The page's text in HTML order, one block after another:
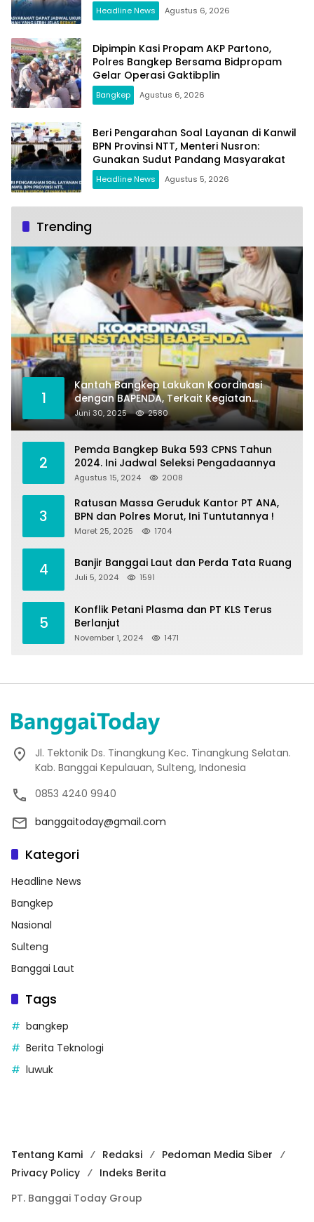
Headline News Agustus 6, 2026
Dipimpin Kasi Propam AKP Partono,
Polres Bangkep Bersama Bidpropam
Gelar Operasi Gaktibplin
Bangkep Agustus 6, 2026
Beri Pengarahan Soal Layanan di Kanwil
BPN Provinsi NTT, Menteri Nusron:
Gunakan Sudut Pandang Masyarakat
Headline News Agustus 5, 2026
Trending
1
Kantah Bangkep Lakukan Koordinasi
dengan BAPENDA, Terkait Kegiatan
Fasilitasi Penilaian Tanah dan Ekonomi
Pertanahan
Juni 30, 2025 2580
2
Pemda Bangkep Buka 593 CPNS Tahun
2024. Ini Jadwal Seleksi Pengadaannya
Agustus 15, 2024 2008
3
Ratusan Massa Geruduk Kantor PT ANA,
BPN dan Polres Morut, Ini Tuntutannya !
Maret 25, 2025 1704
4 Banjir Banggai Laut dan Perda Tata Ruang
Juli 5, 2024 1591
5
Konflik Petani Plasma dan PT KLS Terus
Berlanjut
November 1, 2024 1471
Jl. Tektonik Ds. Tinangkung Kec. Tinangkung Selatan.
Kab. Banggai Kepulauan, Sulteng, Indonesia
0853 4240 9940
banggaitoday@gmail.com
Kategori
Headline News
Bangkep
Nasional
Sulteng
Banggai Laut
Tags
bangkep
Berita Teknologi
luwuk
Tentang Kami Redaksi
Pedoman Media Siber
Privacy Policy
Indeks Berita
PT. Banggai Today Group